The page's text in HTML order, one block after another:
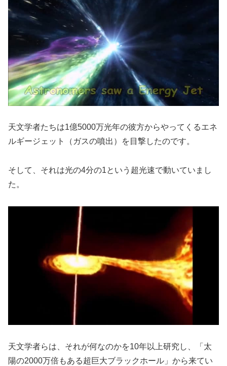
天文学者たちは1億5000万光年の彼方からやってくるエネ
ルギージェット（ガスの噴出）を目撃したのです。
そして、それは光の4分の1という超光速で動いていまし
た。
天文学者らは、それが何なのかを10年以上研究し、「太
陽の2000万倍もある超巨大ブラックホール」から来てい